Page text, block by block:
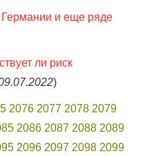
Германии и еще ряде
ли риск
)
2076 2077 2078 2079
2086 2087 2088 2089
2096 2097 2098 2099